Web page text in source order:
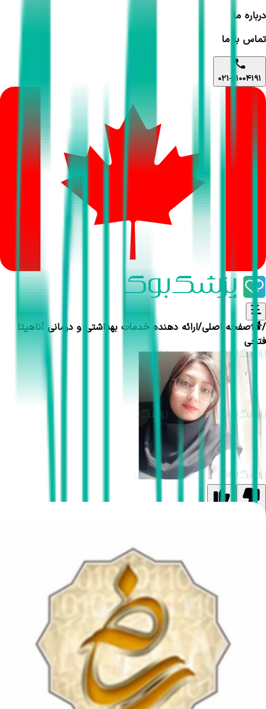
درباره ما
تماس با ما
021-91004191
صفحه اصلی / ارائه دهنده خدمات بهداشتی و درمانی/
آناهیتا
فتحی
پزشک آناهیتا فتحی
مشاوره آنلاین
خدمات تخصصی و سوابق قابل ارائه پزشک